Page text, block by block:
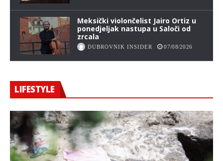
Meksički violončelist Jairo Ortiz u
ponedjeljak nastupa u Saloči od
zrcala
DUBROVNIK INSIDER 07/08/2026
LIFESTYLE